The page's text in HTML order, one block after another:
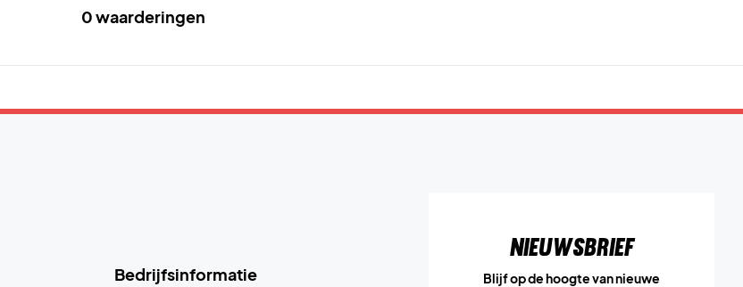
0 waarderingen
Bedrijfsinformatie
Nieuwsbrief
Blijf op de hoogte van nieuwe